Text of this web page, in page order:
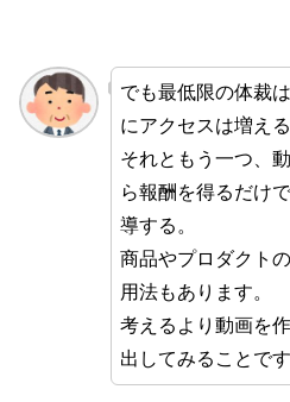
でも最低限の体裁
にアクセスは増える
それともう一つ、
ら報酬を得るだけ
導する。
商品やプロダクト
用法もあります。
考えるより動画を
出してみることです